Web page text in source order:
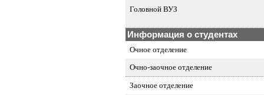
Головной ВУЗ
Информация о студентах
Очное отделение
Очно-заочное отделение
Заочное отделение